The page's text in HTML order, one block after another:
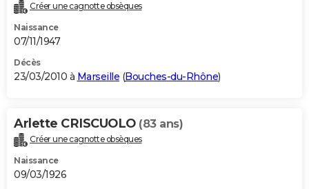
Créer une cagnotte obsèques
Naissance
07/11/1947
Décès
23/03/2010 à Marseille (Bouches-du-Rhône)
Arlette CRISCUOLO (83 ans)
Créer une cagnotte obsèques
Naissance
09/03/1926